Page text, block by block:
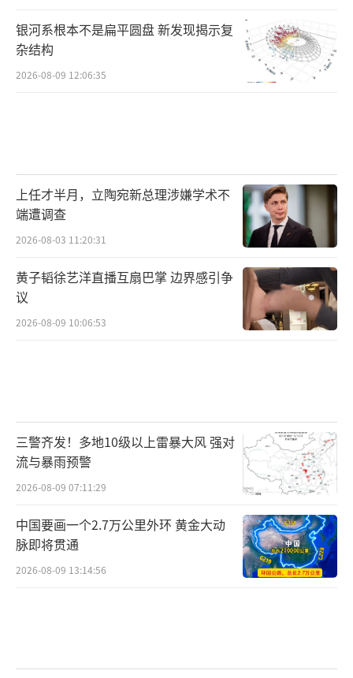
银河系根本不是扁平圆盘 新发现揭示复
杂结构
2026-08-09 12:06:35
上任才半月，立陶宛新总理涉嫌学术不
端遭调查
2026-08-03 11:20:31
黄子韬徐艺洋直播互扇巴掌 边界感引争
议
2026-08-09 10:06:53
三警齐发！多地10级以上雷暴大风 强对
流与暴雨预警
2026-08-09 07:11:29
中国要画一个2.7万公里外环 黄金大动
脉即将贯通
2026-08-09 13:14:56